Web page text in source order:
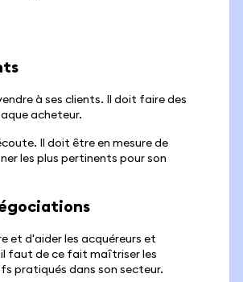
à ses clients. Il doit faire des
acheteur.
Il doit être en mesure de
les plus pertinents pour son
et d'aider les acquéreurs et
faut de ce fait maîtriser les
pratiqués dans son secteur.